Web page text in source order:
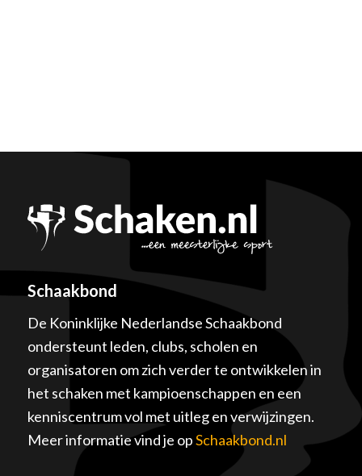
Schaakbond
De Koninklijke Nederlandse Schaakbond
ondersteunt leden, clubs, scholen en
organisatoren om zich verder te ontwikkelen in
het schaken met kampioenschappen en een
kenniscentrum vol met uitleg en verwijzingen.
Meer informatie vind je opSchaakbond.nl